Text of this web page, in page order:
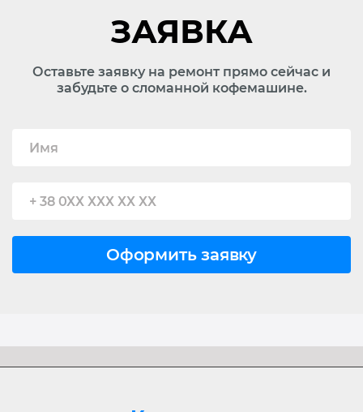
ЗАЯВКА
Оставьте заявку на ремонт прямо сейчас и
забудьте о сломанной кофемашине.